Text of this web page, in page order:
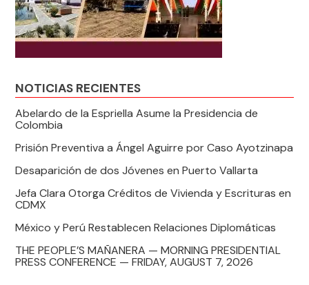
NOTICIAS RECIENTES
Abelardo de la Espriella Asume la Presidencia de
Colombia
Prisión Preventiva a Ángel Aguirre por Caso Ayotzinapa
Desaparición de dos Jóvenes en Puerto Vallarta
Jefa Clara Otorga Créditos de Vivienda y Escrituras en
CDMX
México y Perú Restablecen Relaciones Diplomáticas
THE PEOPLE’S MAÑANERA — MORNING PRESIDENTIAL
PRESS CONFERENCE — FRIDAY, AUGUST 7, 2026